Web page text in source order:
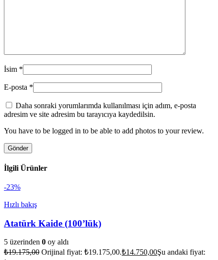
İsim *
E-posta *
Daha sonraki yorumlarımda kullanılması için adım, e-posta
adresim ve site adresim bu tarayıcıya kaydedilsin.
You have to be logged in to be able to add photos to your review.
İlgili Ürünler
-23%
Hızlı bakış
Atatürk Kaide (100’lük)
5 üzerinden 0 oy aldı
₺19.175,00 Orijinal fiyat: ₺19.175,00.₺14.750,00Şu andaki fiyat: